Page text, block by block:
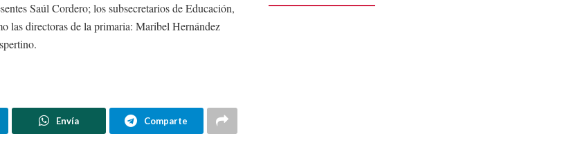
Saúl Cordero; los subsecretarios de Educación,
las directoras de la primaria: Maribel Hernández
Envía Comparte